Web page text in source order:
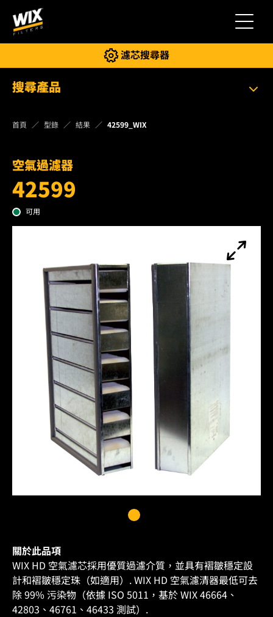
切換導航
濾芯搜尋器
搜尋產品
首頁 型錄 結果 42599_WIX
空氣過濾器
42599
可用
關於此品項
WIX HD 空氣濾芯採用優質過濾介質，並具有褶皺穩定設
計和褶皺穩定珠（如適用）. WIX HD 空氣濾清器最低可去
除 99% 污染物（依據 ISO 5011，基於 WIX 46664、
42803、46761、46433 測試）.